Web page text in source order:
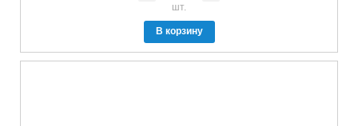
шт.
В корзину